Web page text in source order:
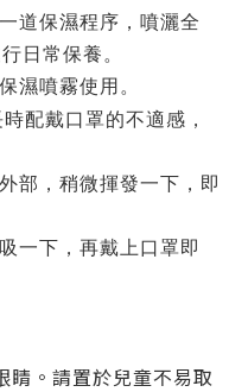
道保濕程序，噴灑全
日常保養。
濕噴霧使用。
配戴口罩的不適感，
部，稍微揮發一下，即
一下，再戴上口罩即
睛。請置於兒童不易取